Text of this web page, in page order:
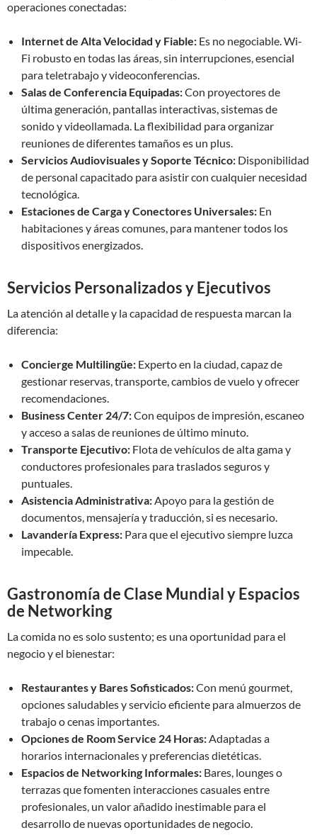
operaciones conectadas:
Internet de Alta Velocidad y Fiable: Es no negociable. Wi-
Fi robusto en todas las áreas, sin interrupciones, esencial
para teletrabajo y videoconferencias.
Salas de Conferencia Equipadas:Con proyectores de
última generación, pantallas interactivas, sistemas de
sonido y videollamada. La flexibilidad para organizar
reuniones de diferentes tamaños es un plus.
Servicios Audiovisuales y Soporte Técnico: Disponibilidad
de personal capacitado para asistir con cualquier necesidad
tecnológica.
Estaciones de Carga y Conectores Universales: En
habitaciones y áreas comunes, para mantener todos los
dispositivos energizados.
Servicios Personalizados y Ejecutivos
La atención al detalle y la capacidad de respuesta marcan la
diferencia:
Concierge Multilingüe: Experto en la ciudad, capaz de
gestionar reservas, transporte, cambios de vuelo y ofrecer
recomendaciones.
Business Center 24/7:Con equipos de impresión, escaneo
y acceso a salas de reuniones de último minuto.
Transporte Ejecutivo: Flota de vehículos de alta gama y
conductores profesionales para traslados seguros y
puntuales.
Asistencia Administrativa:Apoyo para la gestión de
documentos, mensajería y traducción, si es necesario.
Lavandería Express: Para que el ejecutivo siempre luzca
impecable.
Gastronomía de Clase Mundial y Espacios
de Networking
La comida no es solo sustento; es una oportunidad para el
negocio y el bienestar:
Restaurantes y Bares Sofisticados:Con menú gourmet,
opciones saludables y servicio eficiente para almuerzos de
trabajo o cenas importantes.
Opciones de Room Service 24 Horas:Adaptadas a
horarios internacionales y preferencias dietéticas.
Espacios de Networking Informales: Bares, lounges o
terrazas que fomenten interacciones casuales entre
profesionales, un valor añadido inestimable para el
desarrollo de nuevas oportunidades de negocio.